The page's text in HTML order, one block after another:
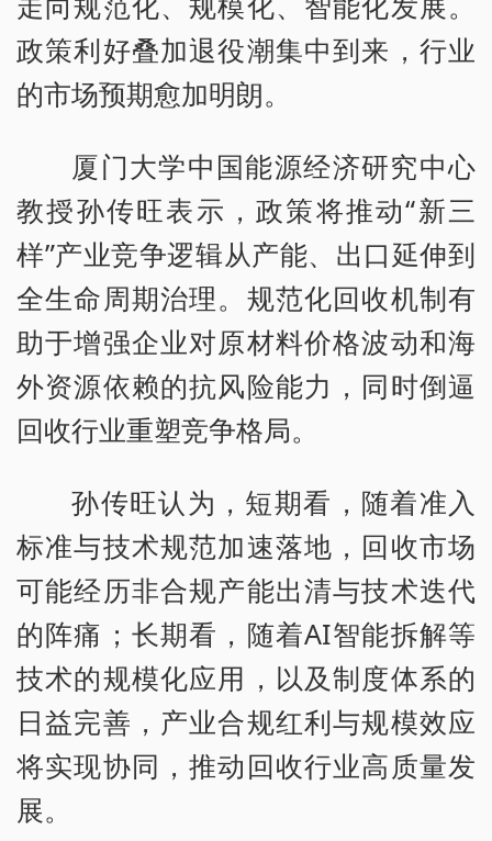
政策利好叠加退役潮集中到来，行业
的市场预期愈加明朗。
厦门大学中国能源经济研究中心
教授孙传旺表示，政策将推动“新三
样”产业竞争逻辑从产能、出口延伸到
全生命周期治理。规范化回收机制有
助于增强企业对原材料价格波动和海
外资源依赖的抗风险能力，同时倒逼
回收行业重塑竞争格局。
孙传旺认为，短期看，随着准入
标准与技术规范加速落地，回收市场
可能经历非合规产能出清与技术迭代
的阵痛；长期看，随着AI智能拆解等
技术的规模化应用，以及制度体系的
日益完善，产业合规红利与规模效应
将实现协同，推动回收行业高质量发
展。